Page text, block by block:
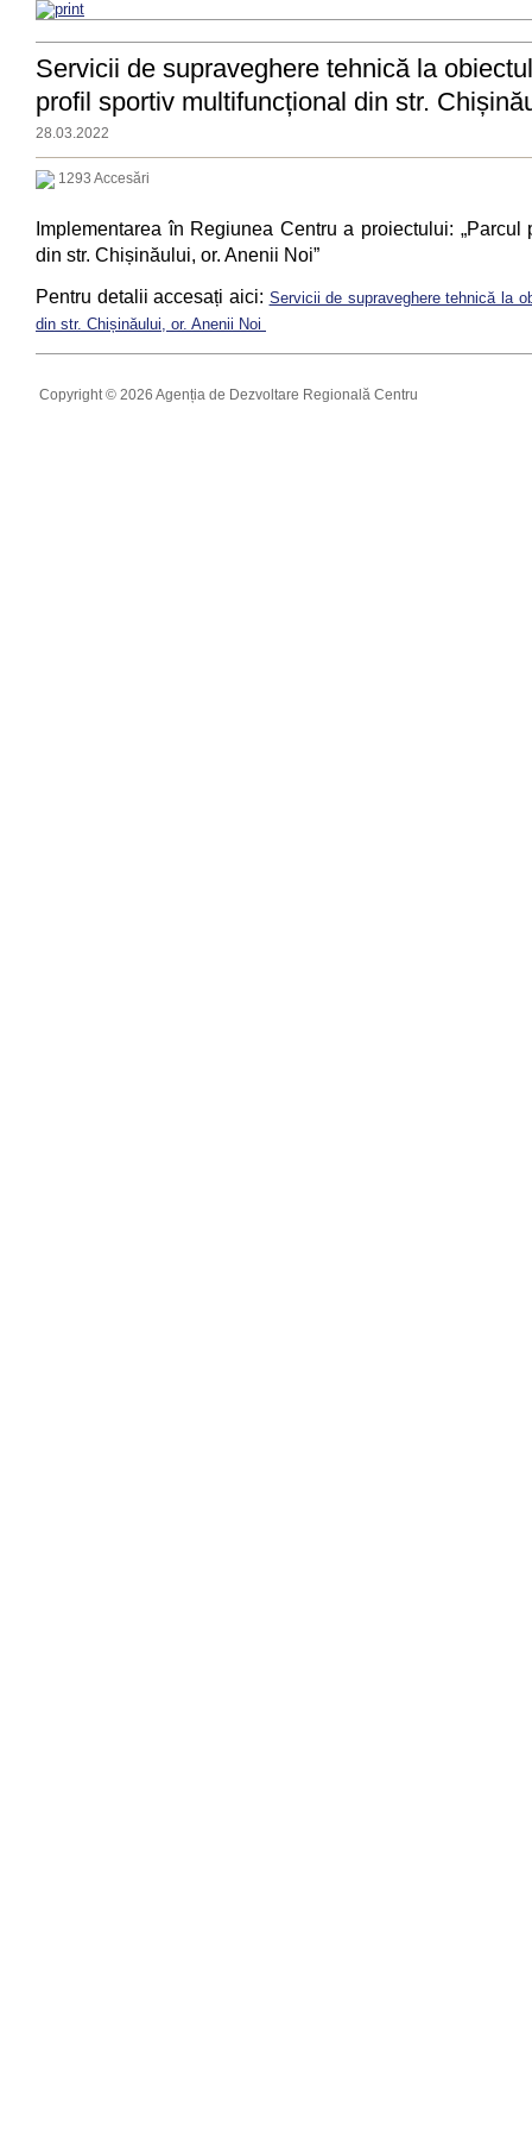
Servicii de supraveghere tehnică la
profil sportiv multifuncțional din str.
28.03.2022
1293 Accesări
Implementarea în Regiunea Centru a proiectului:
din str. Chișinăului, or. Anenii Noi”
Pentru detalii accesați aici: Servicii de supraveghere tehnică la
din str. Chișinăului, or. Anenii Noi
Copyright © 2026 Agenția de Dezvoltare Regională Centru